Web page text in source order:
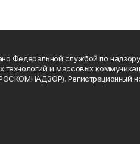
Федеральной службой по
технологий и массовых
Регистрационный